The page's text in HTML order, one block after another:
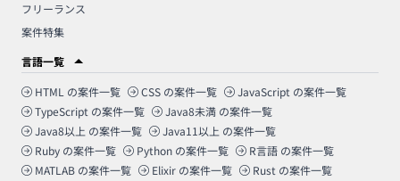
フリーランス
案件特集
言語一覧
HTML の案件一覧 CSS の案件一覧 JavaScript の案件一覧
TypeScript の案件一覧 Java8未満 の案件一覧
Java8以上 の案件一覧 Java11以上 の案件一覧
Ruby の案件一覧 Python の案件一覧 R言語 の案件一覧
MATLAB の案件一覧 Elixir の案件一覧 Rust の案件一覧